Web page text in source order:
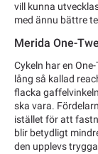
vill kunna
med ännu bättre
Merida One-
Cykeln har en
lång så kallad
flacka
ska vara.
istället för att
blir betydligt
den upplevs